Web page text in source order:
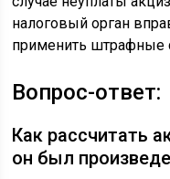
налоговый орган
применить штрафные
Вопрос-ответ:
Как рассчитать
он был